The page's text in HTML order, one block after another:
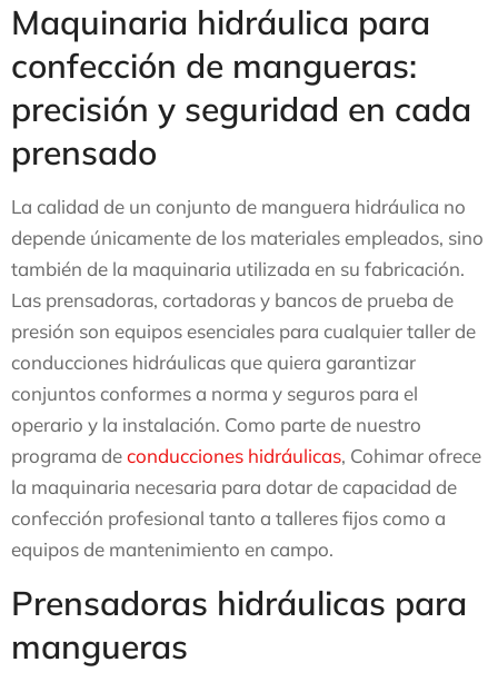
Maquinaria hidráulica para
confección de mangueras:
precisión y seguridad en cada
prensado
La calidad de un conjunto de manguera hidráulica no
depende únicamente de los materiales empleados, sino
también de la maquinaria utilizada en su fabricación.
Las prensadoras, cortadoras y bancos de prueba de
presión son equipos esenciales para cualquier taller de
conducciones hidráulicas que quiera garantizar
conjuntos conformes a norma y seguros para el
operario y la instalación. Como parte de nuestro
programa deconducciones hidráulicas, Cohimar ofrece
la maquinaria necesaria para dotar de capacidad de
confección profesional tanto a talleres fijos como a
equipos de mantenimiento en campo.
Prensadoras hidráulicas para
mangueras